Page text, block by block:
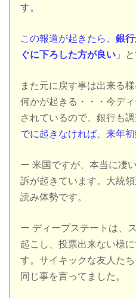
す。
この報道が起きたら、銀
ぐに下ろした方が良い 」
また元に戻す事は出来る
何かが起きる・・・今デ
されているので、銀行も
でに起きなければ、来年初
ー 米国ですが、本当に凄
訴が起きています。大統
読み体勢です。
ー ディープステートは、
起こし、投票出来ない様
す。サイキックな友人た
同じ事を言ってました。